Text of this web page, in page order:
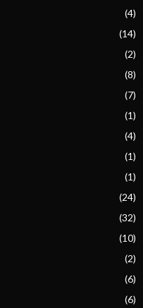
(4)
(14)
(2)
(8)
(7)
(1)
(4)
(1)
(1)
(24)
(32)
(10)
(2)
(6)
(6)